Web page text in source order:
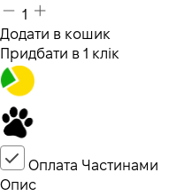
1
Додати в кошик
Придбати в 1 клік
Оплата Частинами
Опис